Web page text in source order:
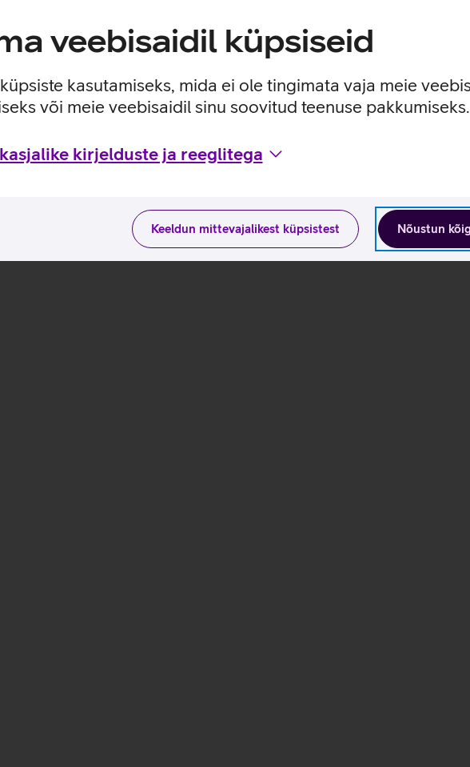
veebisaidil küpsiseid
kasutamiseks, mida ei ole tingimata vaja meie
või meie veebisaidil sinu soovitud teenuse pakkumiseks.
kirjelduste ja reeglitega
Nõustun
Keeldun mittevajalikest küpsistest